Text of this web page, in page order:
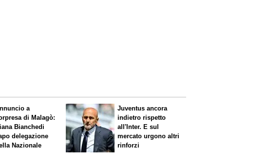
a
di Malagò:
Bianchedi
delegazione
Nazionale
Juventus ancora
indietro rispetto
all'Inter. E sul
mercato urgono altri
rinforzi